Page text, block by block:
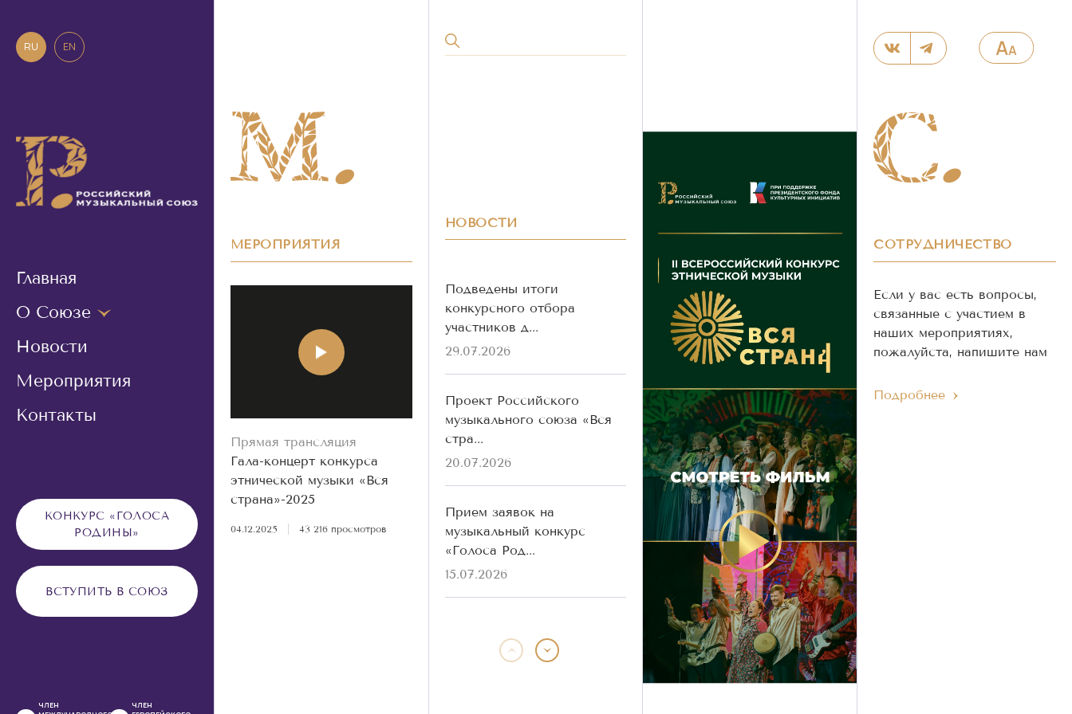
RU EN
Главная
О Союзе
Новости
Мероприятия
Контакты
КОНКУРС «ГОЛОСА
РОДИНЫ»
ВСТУПИТЬ В СОЮЗ
ЧЛЕН
ЧЛЕН
МЕРОПРИЯТИЯ
Прямая трансляция
Гала-концерт конкурса
этнической музыки «Вся
страна»-2025
04.12.2025 43 216 просмотров
НОВОСТИ
Подведены итоги
конкурсного отбора
участников д...
29.07.2026
Проект Российского
музыкального союза «Вся
стра...
20.07.2026
Прием заявок на
музыкальный конкурс
«Голоса Род...
15.07.2026
«Голоса Родины» разных
СОТРУДНИЧЕСТВО
Если у вас есть вопросы,
связанные с участием в
наших мероприятиях,
пожалуйста, напишите нам
Подробнее